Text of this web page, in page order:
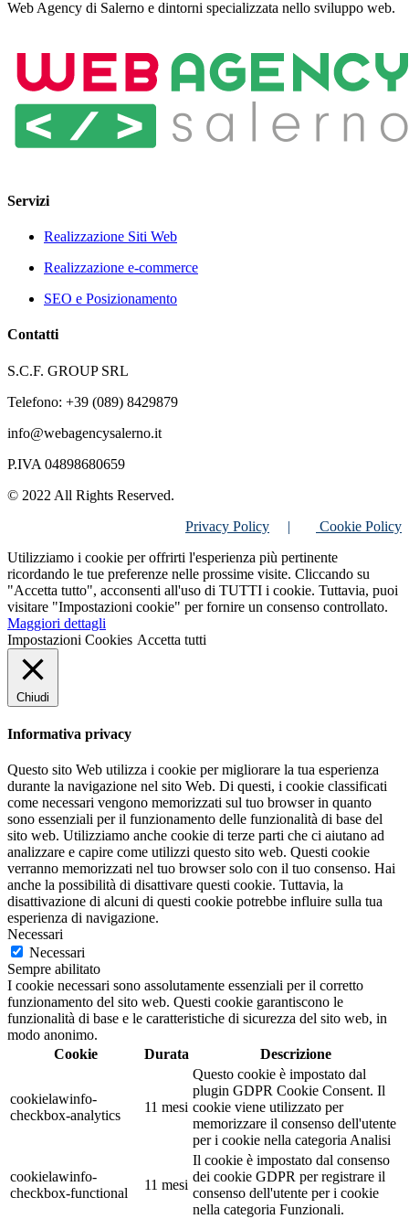
Web Agency di Salerno e dintorni specializzata nello sviluppo web.
Servizi
Realizzazione Siti Web
Realizzazione e-commerce
SEO e Posizionamento
Contatti
S.C.F. GROUP SRL
Telefono: +39 (089) 8429879
info@webagencysalerno.it
P.IVA 04898680659
© 2022 All Rights Reserved.
Privacy Policy |
Cookie Policy
Utilizziamo i cookie per offrirti l'esperienza più pertinente
ricordando le tue preferenze nelle prossime visite. Cliccando su
"Accetta tutto", acconsenti all'uso di TUTTI i cookie. Tuttavia, puoi
visitare "Impostazioni cookie" per fornire un consenso controllato.
Maggiori dettagli
Impostazioni Cookies Accetta tutti
Chiudi
Informativa privacy
Questo sito Web utilizza i cookie per migliorare la tua esperienza
durante la navigazione nel sito Web. Di questi, i cookie classificati
come necessari vengono memorizzati sul tuo browser in quanto
sono essenziali per il funzionamento delle funzionalità di base del
sito web. Utilizziamo anche cookie di terze parti che ci aiutano ad
analizzare e capire come utilizzi questo sito web. Questi cookie
verranno memorizzati nel tuo browser solo con il tuo consenso. Hai
anche la possibilità di disattivare questi cookie. Tuttavia, la
disattivazione di alcuni di questi cookie potrebbe influire sulla tua
esperienza di navigazione.
Necessari
Necessari
Sempre abilitato
I cookie necessari sono assolutamente essenziali per il corretto
funzionamento del sito web. Questi cookie garantiscono le
funzionalità di base e le caratteristiche di sicurezza del sito web, in
modo anonimo.
Cookie
Durata Descrizione
cookielawinfo-
checkbox-analytics
11 mesi
Questo cookie è impostato dal
plugin GDPR Cookie Consent. Il
cookie viene utilizzato per
memorizzare il consenso dell'utente
per i cookie nella categoria Analisi
cookielawinfo-
checkbox-functional
11 mesi
Il cookie è impostato dal consenso
dei cookie GDPR per registrare il
consenso dell'utente per i cookie
nella categoria Funzionali.